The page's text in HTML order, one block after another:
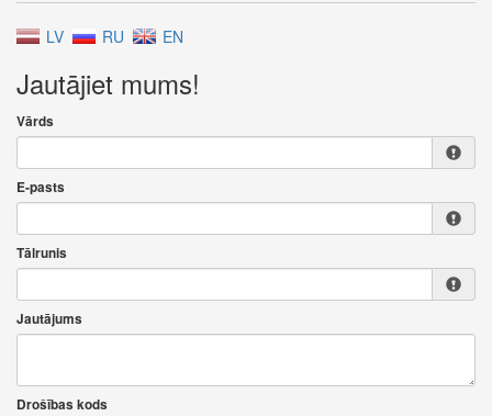
LV RU EN
Jautājiet mums!
Vārds
E-pasts
Tālrunis
Jautājums
Drošības kods